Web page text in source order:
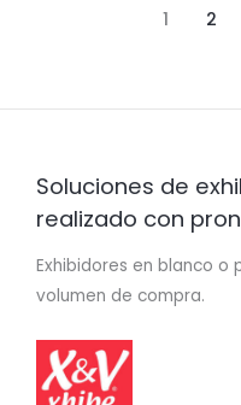
1 2
Soluciones de
realizado con
Exhibidores en blanco o
volumen de compra.